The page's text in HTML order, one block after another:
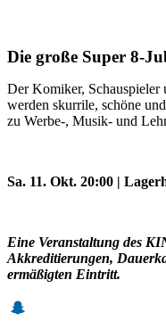
Die große Super 8-
Der Komiker, Schauspieler
werden skurrile, schöne
zu Werbe-, Musik- und
Sa. 11. Okt. 20:00 |
Eine Veranstaltung des
Akkreditierungen,
ermäßigten Eintritt.